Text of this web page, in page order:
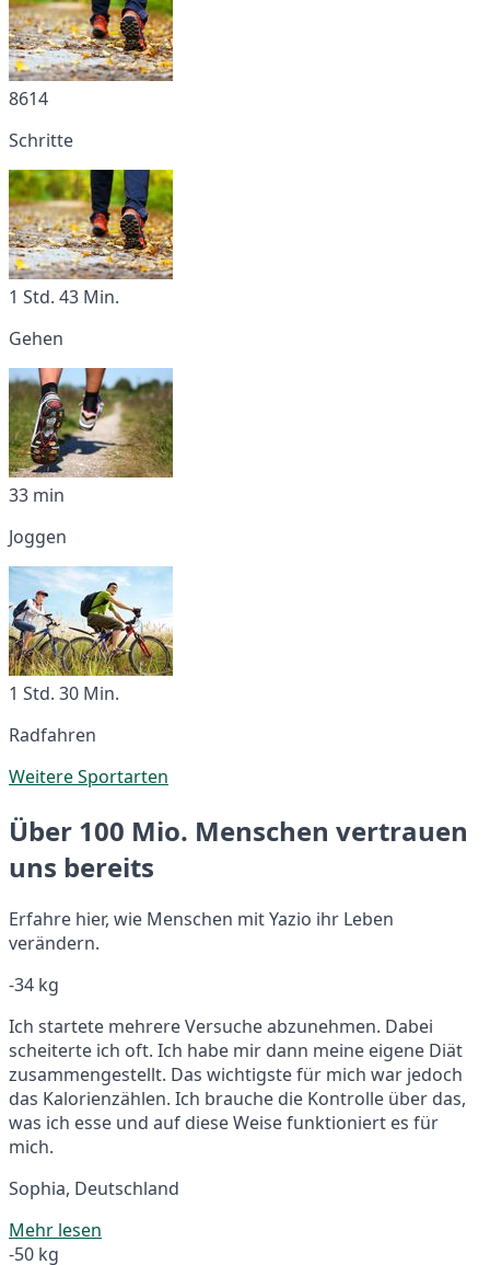
8614
Schritte
1 Std. 43 Min.
Gehen
33 min
Joggen
1 Std. 30 Min.
Radfahren
Weitere Sportarten
Über 100 Mio. Menschen vertrauen
uns bereits
Erfahre hier, wie Menschen mit Yazio ihr Leben
verändern.
-34 kg
Ich startete mehrere Versuche abzunehmen. Dabei
scheiterte ich oft. Ich habe mir dann meine eigene Diät
zusammengestellt. Das wichtigste für mich war jedoch
das Kalorienzählen. Ich brauche die Kontrolle über das,
was ich esse und auf diese Weise funktioniert es für
mich.
Sophia, Deutschland
Mehr lesen
-50 kg